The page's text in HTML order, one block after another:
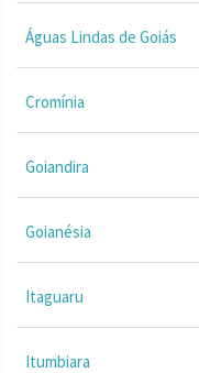
Águas Lindas de Goiás
Cromínia
Goiandira
Goianésia
Itaguaru
Itumbiara